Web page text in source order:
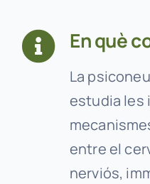
En què
La
estudia les
entre el
nerviós,